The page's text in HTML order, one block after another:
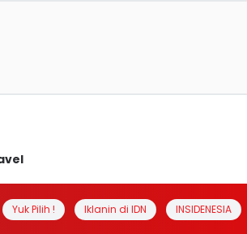
Yuk Pilih ! Iklanin di IDN INSIDENESIA